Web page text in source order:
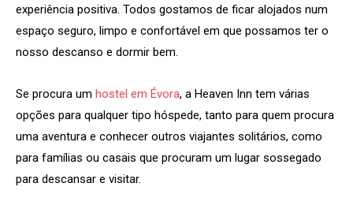
experiência positiva. Todos gostamos de ficar alojados num
espaço seguro, limpo e confortável em que possamos ter o
nosso descanso e dormir bem.
Se procura um hostel em Évora, a Heaven Inn tem várias
opções para qualquer tipo hóspede, tanto para quem procura
uma aventura e conhecer outros viajantes solitários, como
para famílias ou casais que procuram um lugar sossegado
para descansar e visitar.